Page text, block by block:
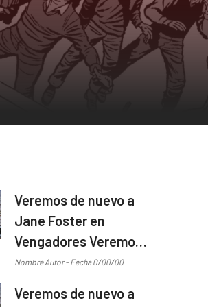
Veremos de nuevo a
Jane Foster en
Vengadores Veremos
de nuevo a Jane
...
Nombre Autor - Fecha 0/00/00
Veremos de nuevo a